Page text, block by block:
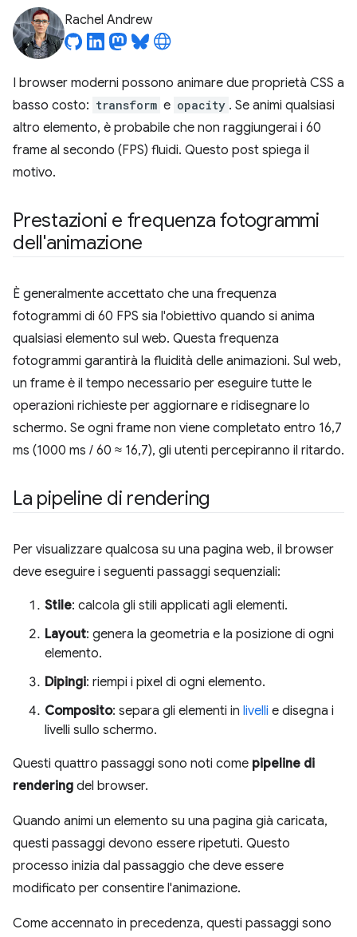
Rachel Andrew
I browser moderni possono animare due proprietà CSS a
basso costo: transform e opacity . Se animi qualsiasi
altro elemento, è probabile che non raggiungerai i 60
frame al secondo (FPS) fluidi. Questo post spiega il
motivo.
Prestazioni e frequenza fotogrammi
dell'animazione
È generalmente accettato che una frequenza
fotogrammi di 60 FPS sia l'obiettivo quando si anima
qualsiasi elemento sul web. Questa frequenza
fotogrammi garantirà la fluidità delle animazioni. Sul web,
un frame è il tempo necessario per eseguire tutte le
operazioni richieste per aggiornare e ridisegnare lo
schermo. Se ogni frame non viene completato entro 16,7
ms (1000 ms / 60 ≈ 16,7), gli utenti percepiranno il ritardo.
La pipeline di rendering
Per visualizzare qualcosa su una pagina web, il browser
deve eseguire i seguenti passaggi sequenziali:
Stile: calcola gli stili applicati agli elementi.
Layout: genera la geometria e la posizione di ogni
elemento.
Dipingi: riempi i pixel di ogni elemento.
Composito: separa gli elementi in livelli e disegna i
livelli sullo schermo.
Questi quattro passaggi sono noti come pipeline di
rendering del browser.
Quando animi un elemento su una pagina già caricata,
questi passaggi devono essere ripetuti. Questo
processo inizia dal passaggio che deve essere
modificato per consentire l'animazione.
Come accennato in precedenza, questi passaggi sono